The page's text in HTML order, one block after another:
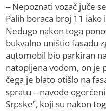
– Nepoznati vozač juče
Palih boraca broj 11
Nedugo nakon toga
bukvalno uništio fasadu
automobil bio parkiran
natopljena vodom, on je
čega je blato otišlo na
spratu – navode
Srpske”, koji su nakon